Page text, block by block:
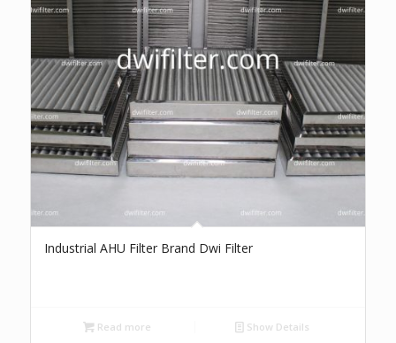
Industrial AHU Filter Brand Dwi Filter
Read more Show Details